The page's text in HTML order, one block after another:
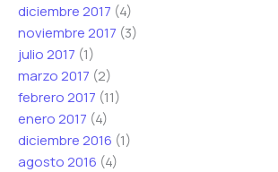
diciembre 2017 (4)
noviembre 2017 (3)
julio 2017 (1)
marzo 2017 (2)
febrero 2017 (11)
enero 2017 (4)
diciembre 2016 (1)
agosto 2016 (4)